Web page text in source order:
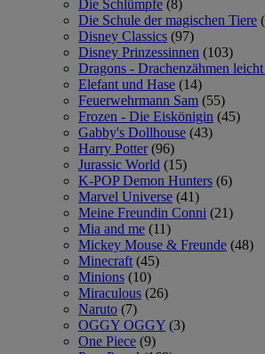
Die Schlümpfe (8)
Die Schule der magischen Tiere
Disney Classics (97)
Disney Prinzessinnen (103)
Dragons - Drachenzähmen
Elefant und Hase (14)
Feuerwehrmann Sam (55)
Frozen - Die Eiskönigin (45)
Gabby's Dollhouse (43)
Harry Potter (96)
Jurassic World (15)
K-POP Demon Hunters (6)
Marvel Universe (41)
Meine Freundin Conni (21)
Mia and me (11)
Mickey Mouse & Freunde (48)
Minecraft (45)
Minions (10)
Miraculous (26)
Naruto (7)
OGGY OGGY (3)
One Piece (9)